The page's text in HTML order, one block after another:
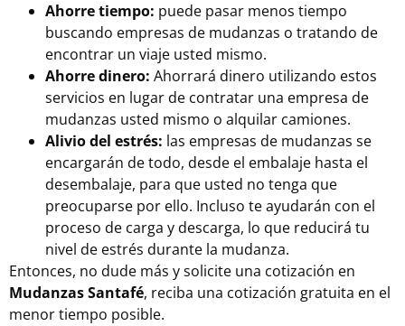
Ahorre tiempo: puede pasar menos tiempo
buscando empresas de mudanzas o tratando de
encontrar un viaje usted mismo.
Ahorre dinero: Ahorrará dinero utilizando estos
servicios en lugar de contratar una empresa de
mudanzas usted mismo o alquilar camiones.
Alivio del estrés: las empresas de mudanzas se
encargarán de todo, desde el embalaje hasta el
desembalaje, para que usted no tenga que
preocuparse por ello. Incluso te ayudarán con el
proceso de carga y descarga, lo que reducirá tu
nivel de estrés durante la mudanza.
Entonces, no dude más y solicite una cotización en
Mudanzas Santafé, reciba una cotización gratuita en el
menor tiempo posible.